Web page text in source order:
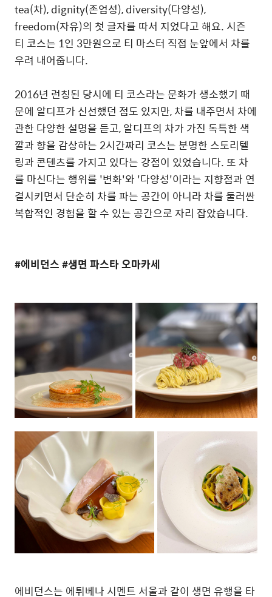
tea(차), dignity(존엄성), diversity(다양성),
freedom(자유)의 첫 글자를 따서 지었다고 해요. 시즌
티 코스는 1인 3만원으로 티 마스터 직접 눈앞에서 차를
우려 내어줍니다.
2016년 런칭된 당시에 티 코스라는 문화가 생소했기 때
문에 알디프가 신선했던 점도 있지만, 차를 내주면서 차에
관한 다양한 설명을 듣고, 알디프의 차가 가진 독특한 색
깔과 향을 감상하는 2시간짜리 코스는 분명한 스토리텔
링과 콘텐츠를 가지고 있다는 강점이 있었습니다. 또 차
를 마신다는 행위를 '변화'와 '다양성'이라는 지향점과 연
결시키면서 단순히 차를 파는 공간이 아니라 차를 둘러싼
복합적인 경험을 할 수 있는 공간으로 자리 잡았습니다.
#에비던스 #생면 파스타 오마카세
에비던스는 에튀베나 시멘트 서울과 같이 생면 유행을 타